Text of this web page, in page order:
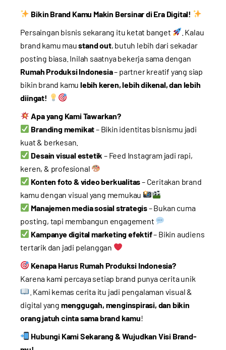
Bikin Brand Kamu Makin Bersinar di Era Digital!
Persaingan bisnis sekarang itu ketat banget
. Kalau
brand kamu maustand out, butuh lebih dari sekadar
posting biasa. Inilah saatnya bekerja sama dengan
Rumah Produksi Indonesia– partner kreatif yang siap
bikin brand kamu lebih keren, lebih dikenal, dan lebih
diingat!
Apa yang Kami Tawarkan?
Branding memikat– Bikin identitas bisnismu jadi
kuat & berkesan.
Desain visual estetik – Feed Instagram jadi rapi,
keren, & profesional
Konten foto & video berkualitas– Ceritakan brand
kamu dengan visual yang memukau
Manajemen media sosial strategis– Bukan cuma
posting, tapi membangun engagement
Kampanye digital marketing efektif– Bikin audiens
tertarik dan jadi pelanggan
Kenapa Harus Rumah Produksi Indonesia?
Karena kami percaya setiap brand punya cerita unik
. Kami kemas cerita itu jadi pengalaman visual &
digital yang menggugah, menginspirasi, dan bikin
orang jatuh cinta sama brand kamu!
Hubungi Kami Sekarang & Wujudkan Visi Brand-